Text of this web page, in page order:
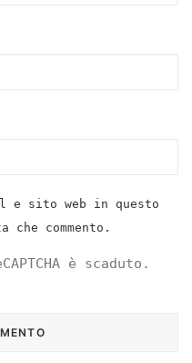
e sito web in questo
commento.
è scaduto.